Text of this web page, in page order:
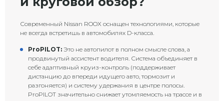
Современный Nissan ROOX оснащен технологиями, которые
не всегда встретишь в автомобилях D-класса.
ProPILOT: Это не автопилот в полном смысле слова, а
продвинутый ассистент водителя. Система объединяет в
себе адаптивный круиз-контроль (поддерживает
дистанцию до впереди идущего авто, тормозит и
разгоняется) и систему удержания в центре полосы.
ProPILOT значительно снижает утомляемость на трассе и в